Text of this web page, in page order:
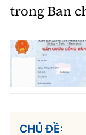
trong Ban
CHỦ ĐỀ: